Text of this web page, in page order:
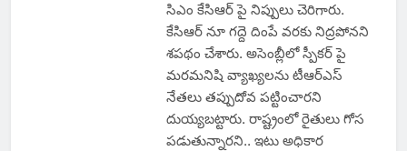
సిఎం కేసిఆర్ పై నిప్పులు చెరిగారు.
కేసిఆర్ నూ గద్దె దింపే వరకు నిద్రపోనని
శపథం చేశారు. అసెంబ్లీలో స్పీకర్ పై
మరమనిషి వ్యాఖ్యలను టీఆర్ఎస్
నేతలు తప్పుదోవ పట్టించారని
దుయ్యబట్టారు. రాష్ట్రంలో రైతులు గోస
పడుతున్నారని.. ఇటు అధికార